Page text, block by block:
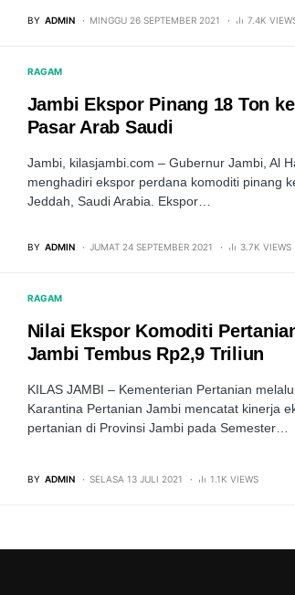
BY ADMIN MINGGU 26 SEPTEMBER 2021 7.4K
RAGAM
Jambi Ekspor Pinang 18 Ton ke
Pasar Arab Saudi
Jambi, kilasjambi.com – Gubernur Jambi, Al
menghadiri ekspor perdana komoditi pinang
Jeddah, Saudi Arabia. Ekspor…
BY ADMIN JUMAT 24 SEPTEMBER 2021 3.7K VIEWS
RAGAM
Nilai Ekspor Komoditi
Jambi Tembus Rp2,9 Triliun
KILAS JAMBI – Kementerian Pertanian
Karantina Pertanian Jambi mencatat kinerja
pertanian di Provinsi Jambi pada Semester…
BY ADMIN SELASA 13 JULI 2021 1.1K VIEWS